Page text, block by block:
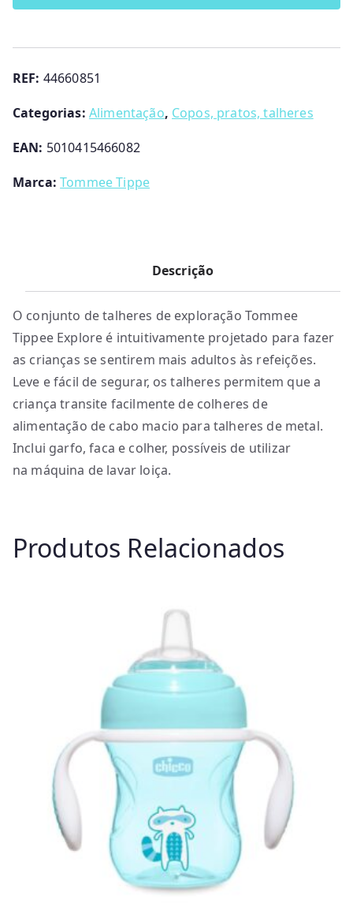
REF: 44660851
Categorias: Alimentação, Copos, pratos, talheres
EAN: 5010415466082
Marca:Tommee Tippe
Descrição
O conjunto de talheres de exploração Tommee
Tippee Explore é intuitivamente projetado para fazer
as crianças se sentirem mais adultos às refeições.
Leve e fácil de segurar, os talheres permitem que a
criança transite facilmente de colheres de
alimentação de cabo macio para talheres de metal.
Inclui garfo, faca e colher, possíveis de utilizar
na máquina de lavar loiça.
Produtos Relacionados